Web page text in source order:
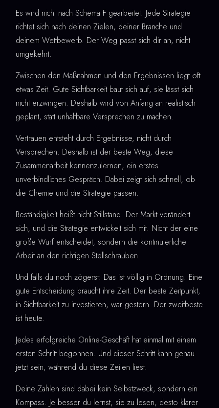
Es wird nicht nach Schema F gearbeitet. Jede Strategie
richtet sich nach deinen Zielen, deiner Branche und
deinem Wettbewerb. Der Weg passt sich dir an, nicht
umgekehrt.
Zwischen den Maßnahmen und den Ergebnissen liegt oft
etwas Zeit. Gute Sichtbarkeit baut sich auf, sie lässt sich
nicht erzwingen. Deshalb wird von Anfang an realistisch
geplant, statt unhaltbare Versprechen zu machen.
Vertrauen entsteht durch Ergebnisse, nicht durch
Versprechen. Deshalb ist der beste Weg, diese
Zusammenarbeit kennenzulernen, ein erstes
unverbindliches Gespräch. Dabei zeigt sich schnell, ob
die Chemie und die Strategie passen.
Beständigkeit heißt nicht Stillstand. Der Markt verändert
sich, und die Strategie entwickelt sich mit. Nicht der eine
große Wurf entscheidet, sondern die kontinuierliche
Arbeit an den richtigen Stellschrauben.
Und falls du noch zögerst: Das ist völlig in Ordnung. Eine
gute Entscheidung braucht ihre Zeit. Der beste Zeitpunkt,
in Sichtbarkeit zu investieren, war gestern. Der zweitbeste
ist heute.
Jedes erfolgreiche Online-Geschäft hat einmal mit einem
ersten Schritt begonnen. Und dieser Schritt kann genau
jetzt sein, während du diese Zeilen liest.
Deine Zahlen sind dabei kein Selbstzweck, sondern ein
Kompass. Je besser du lernst, sie zu lesen, desto klarer